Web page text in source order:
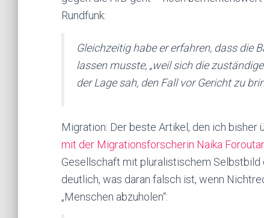
Rundfunk:
Gleichzeitig habe er erfahren, dass die
lassen musste, „weil sich die
der Lage sah, den Fall vor Gericht zu
Migration: Der beste Artikel, den ich bisher
mit der Migrationsforscherin Naika
Gesellschaft mit pluralistischem
deutlich, was daran falsch ist, wenn
„Menschen abzuholen“: